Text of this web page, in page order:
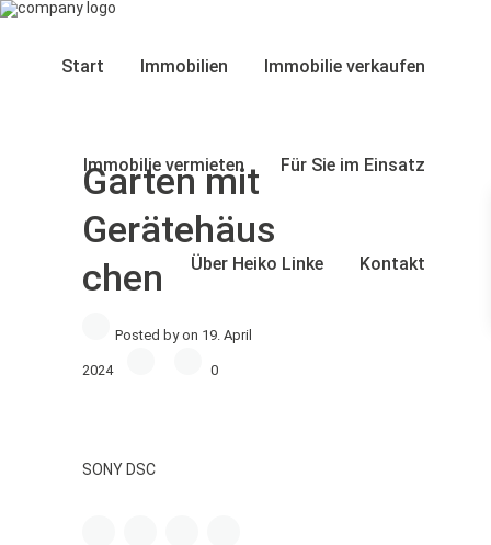
Start Immobilien Immobilie verkaufen
Immobilie vermieten Für Sie im Einsatz
Über Heiko Linke Kontakt
Garten mit
Gerätehäus
chen
Posted by on 19. April
2024 0
SONY DSC